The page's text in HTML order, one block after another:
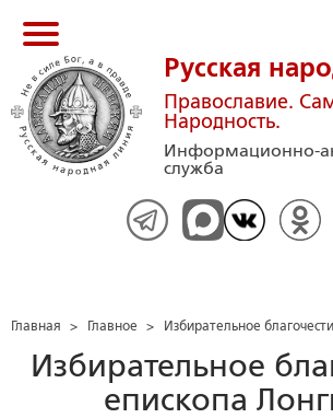
Русская
Православие.
Народность.
Информационно-
служба
Главная > Главное > Избирательное
Избирательное
епископа